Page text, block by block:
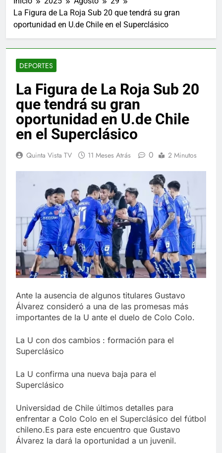
La Figura de La Roja Sub 20 que tendrá su gran
oportunidad en U.de Chile en el Superclásico
DEPORTES
La Figura de La Roja Sub 20
que tendrá su gran
oportunidad en U.de Chile
en el Superclásico
Quinta Vista TV 11 Meses Atrás 0 2 Minutos
Ante la ausencia de algunos titulares Gustavo
Álvarez consideró a una de las promesas más
importantes de la U ante el duelo de Colo Colo.
La U con dos cambios : formación para el
Superclásico
La U confirma una nueva baja para el
Superclásico
Universidad de Chile últimos detalles para
enfrentar a Colo Colo en el Superclásico del fútbol
chileno.Es para este encuentro que Gustavo
Álvarez la dará la oportunidad a un juvenil.